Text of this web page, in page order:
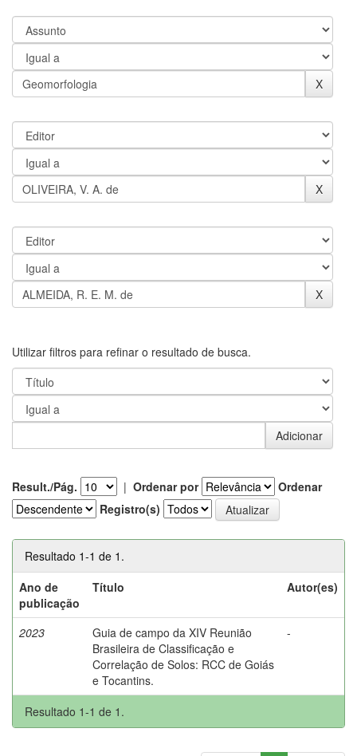
Utilizar filtros para refinar o resultado de busca.
Result./Pág. | Ordenar por
Ordenar
Registro(s)
Resultado 1-1 de 1.
Ano de
publicação
Título Autor(es)
2023
Guia de campo da XIV Reunião
Brasileira de Classificação e
Correlação de Solos: RCC de Goiás
e Tocantins.
-
Resultado 1-1 de 1.